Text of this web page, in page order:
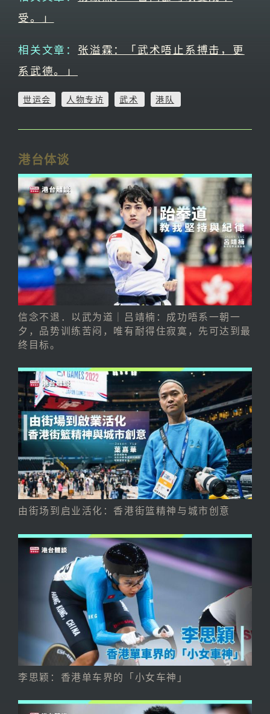
受。」
相关文章： 张溢霖：「武术唔止系搏击，更
系武德。」
世运会 人物专访 武术 港队
港台体谈
信念不退．以武为道｜吕靖楠：成功唔系一朝一
夕，品势训练苦闷，唯有耐得住寂寞，先可达到最
终目标。
由街场到启业活化：香港街篮精神与城市创意
李思颖：香港单车界的「小女车神」